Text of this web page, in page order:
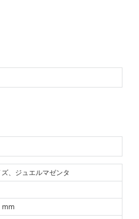
、ジュエルマゼンタ
mm